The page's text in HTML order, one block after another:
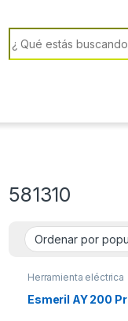
Search for:
581310
Herramienta eléctrica
Esmeril AY 200